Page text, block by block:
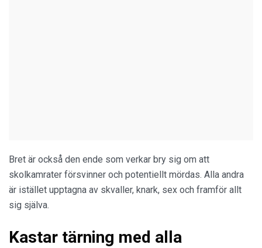
Bret är också den ende som verkar bry sig om att
skolkamrater försvinner och potentiellt mördas. Alla andra
är istället upptagna av skvaller, knark, sex och framför allt
sig själva.
Kastar tärning med alla